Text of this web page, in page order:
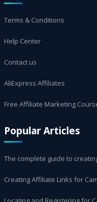
Terms & Conditions
Help Center
Contact us
AliExpress Affiliates
Free Affiliate Marketing
Popular Articles
The complete guide to
Creating Affiliate Links for